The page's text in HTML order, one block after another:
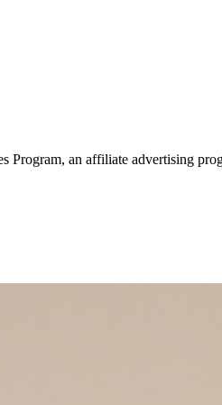
Program, an affiliate advertising